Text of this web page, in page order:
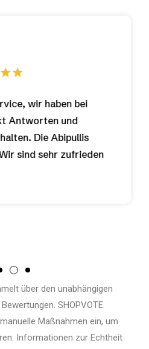
wir haben bei
Antworten und
Die Abipullis
sind sehr zufrieden
über den unabhängigen
SHOPVOTE
Maßnahmen ein, um
Informationen zur Echtheit